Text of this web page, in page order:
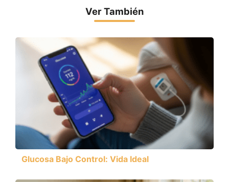
Ver También
Glucosa Bajo Control: Vida Ideal